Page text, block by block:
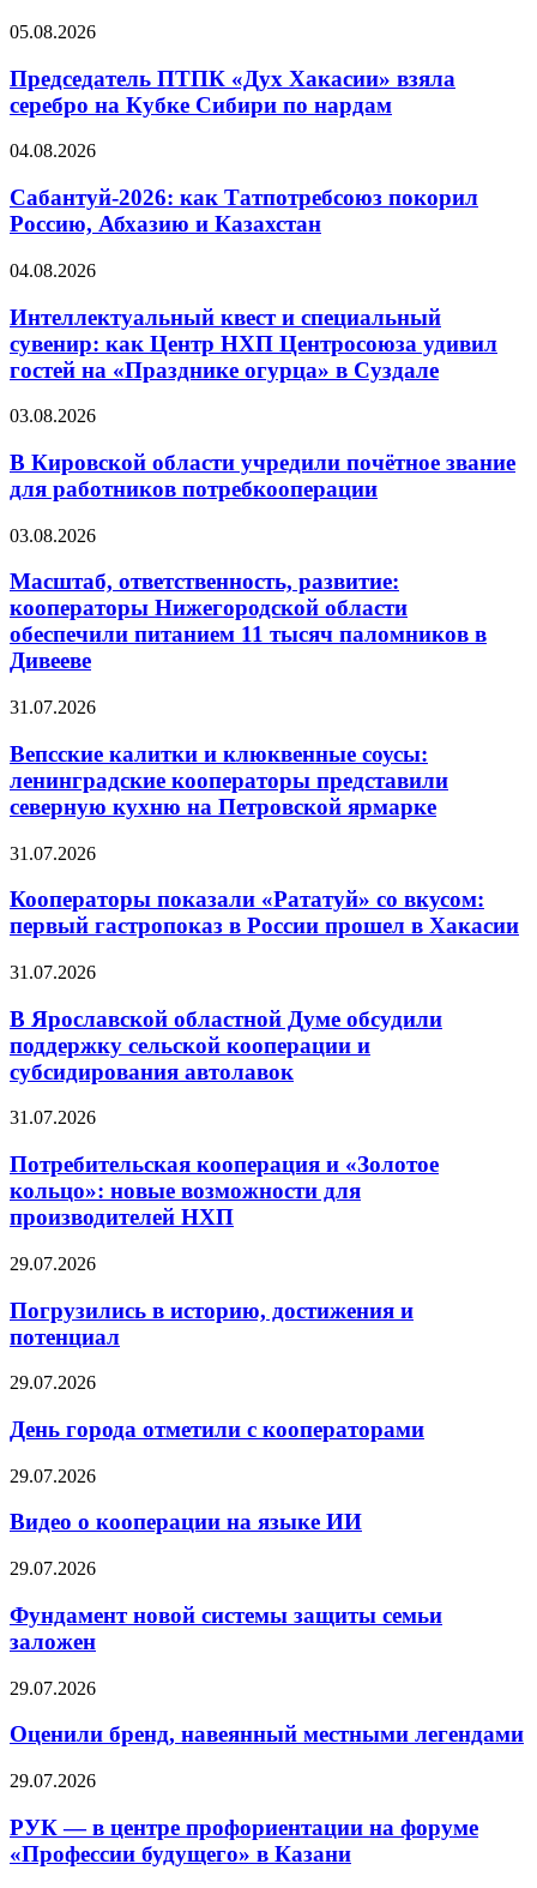
05.08.2026
Председатель ПТПК «Дух Хакасии» взяла
серебро на Кубке Сибири по нардам
04.08.2026
Сабантуй-2026: как Татпотребсоюз покорил
Россию, Абхазию и Казахстан
04.08.2026
Интеллектуальный квест и специальный
сувенир: как Центр НХП Центросоюза удивил
гостей на «Празднике огурца» в Суздале
03.08.2026
В Кировской области учредили почётное звание
для работников потребкооперации
03.08.2026
Масштаб, ответственность, развитие:
кооператоры Нижегородской области
обеспечили питанием 11 тысяч паломников в
Дивееве
31.07.2026
Вепсские калитки и клюквенные соусы:
ленинградские кооператоры представили
северную кухню на Петровской ярмарке
31.07.2026
Кооператоры показали «Рататуй» со вкусом:
первый гастропоказ в России прошел в Хакасии
31.07.2026
В Ярославской областной Думе обсудили
поддержку сельской кооперации и
субсидирования автолавок
31.07.2026
Потребительская кооперация и «Золотое
кольцо»: новые возможности для
производителей НХП
29.07.2026
Погрузились в историю, достижения и
потенциал
29.07.2026
День города отметили с кооператорами
29.07.2026
Видео о кооперации на языке ИИ
29.07.2026
Фундамент новой системы защиты семьи
заложен
29.07.2026
Оценили бренд, навеянный местными легендами
29.07.2026
РУК — в центре профориентации на форуме
«Профессии будущего» в Казани